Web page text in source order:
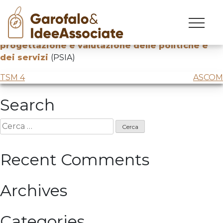
Skip
content
PISIA
Lezione presso UNIPD perMaster Innovazione,
progettazione e valutazione delle politiche e
dei servizi (PSIA)
Navigazione
articoli
TSM 4 ASCOM
Search
Ricerca
per:
Recent Comments
Archives